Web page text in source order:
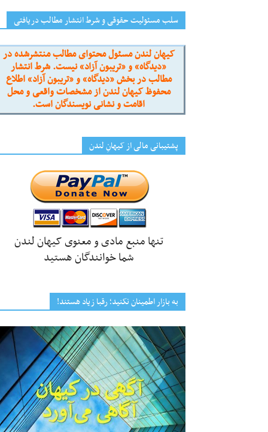
سلب مسئولیت حقوقی و شرط انتشار مطالب دریافتی
کیهان لندن مسئول محتوای مطالب منتشرشده در
«دیدگاه» و «تریبون آزاد» نیست. شرط انتشار
مطالب در بخش «دیدگاه» و «تریبون آزاد» اطلاع
محفوظ کیهان لندن از مشخصات واقعی و محل
اقامت و نشانی نویسندگان است.
پشتیبانی مالی از کیهانِ لندن
تنها منبع مادی و معنوی کیهان لندن
شما خوانندگان هستید
به بازار اطمینان نکنید؛ رقبا زیاد هستند!